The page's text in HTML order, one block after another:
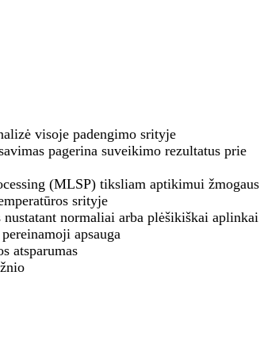
visoje padengimo srityje
pagerina suveikimo rezultatus prie
(MLSP) tiksliam aptikimui žmogaus
srityje
nustatant normaliai arba plėšikiškai aplinkai
apsauga
atsparumas